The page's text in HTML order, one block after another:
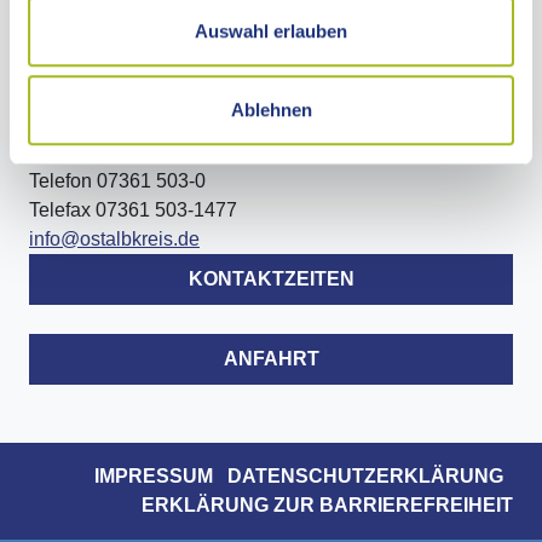
Auswahl erlauben
Ablehnen
LANDRATSAMT OSTALBKREIS
73430 Aalen
Telefon 07361 503-0
Telefax 07361 503-1477
info@ostalbkreis.de
KONTAKTZEITEN
ANFAHRT
IMPRESSUM
DATENSCHUTZERKLÄRUNG
ERKLÄRUNG ZUR BARRIEREFREIHEIT